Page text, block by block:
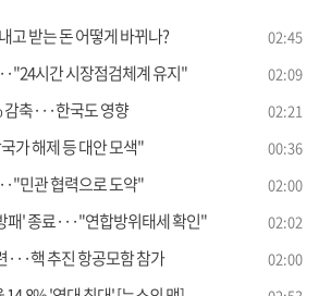
고 받는 돈 어떻게 바뀌나? 02:45
시간 시장점검체계 유지" 02:09
감축···한국도 영향 02:21
가 해제 등 대안 모색" 00:36
민관 협력으로 도약" 02:00
패' 종료···"연합방위태세 확인" 02:02
···핵 추진 항공모함 참가 02:00